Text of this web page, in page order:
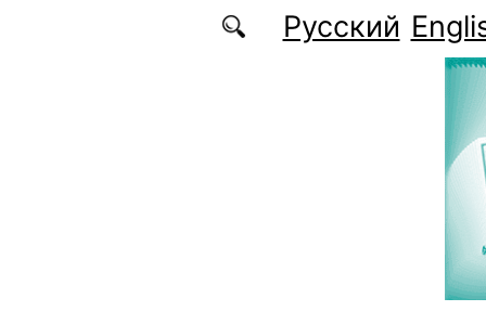
Перейти к основному содержаниюРусский